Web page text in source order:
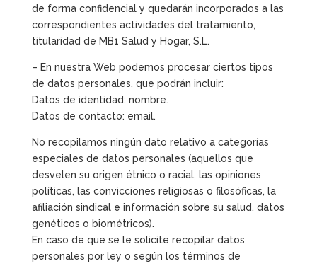
de forma confidencial y quedarán incorporados a las
correspondientes actividades del tratamiento,
titularidad de MB1 Salud y Hogar, S.L.
– En nuestra Web podemos procesar ciertos tipos
de datos personales, que podrán incluir:
Datos de identidad: nombre.
Datos de contacto: email.
No recopilamos ningún dato relativo a categorías
especiales de datos personales (aquellos que
desvelen su origen étnico o racial, las opiniones
políticas, las convicciones religiosas o filosóficas, la
afiliación sindical e información sobre su salud, datos
genéticos o biométricos).
En caso de que se le solicite recopilar datos
personales por ley o según los términos de